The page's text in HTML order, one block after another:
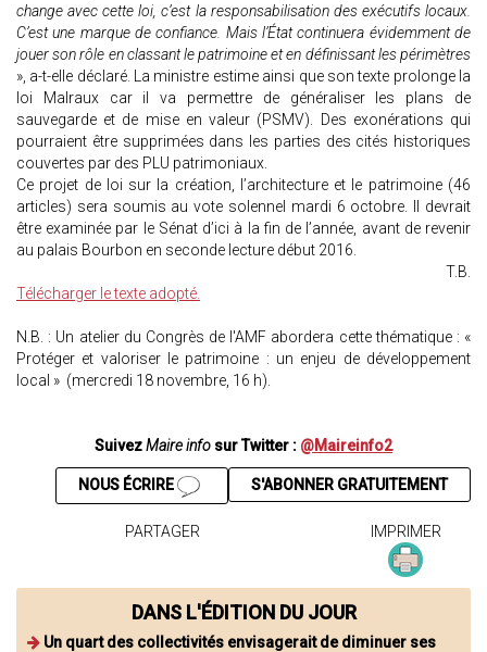
change avec cette loi, c’est la responsabilisation des exécutifs locaux.
C’est une marque de confiance. Mais l’État continuera évidemment de
jouer son rôle en classant le patrimoine et en définissant les périmètres
», a-t-elle déclaré. La ministre estime ainsi que son texte prolonge la
loi Malraux car il va permettre de généraliser les plans de
sauvegarde et de mise en valeur (PSMV). Des exonérations qui
pourraient être supprimées dans les parties des cités historiques
couvertes par des PLU patrimoniaux.
Ce projet de loi sur la création, l’architecture et le patrimoine (46
articles) sera soumis au vote solennel mardi 6 octobre. Il devrait
être examinée par le Sénat d’ici à la fin de l’année, avant de revenir
au palais Bourbon en seconde lecture début 2016.
T.B.
Télécharger le texte adopté.
N.B. : Un atelier du Congrès de l'AMF abordera cette thématique : «
Protéger et valoriser le patrimoine : un enjeu de développement
local » (mercredi 18 novembre, 16 h).
SuivezMaire info sur Twitter : @Maireinfo2
S'ABONNER GRATUITEMENT
NOUS ÉCRIRE
PARTAGER IMPRIMER
DANS L'ÉDITION DU JOUR
Un quart des collectivités envisagerait de diminuer ses